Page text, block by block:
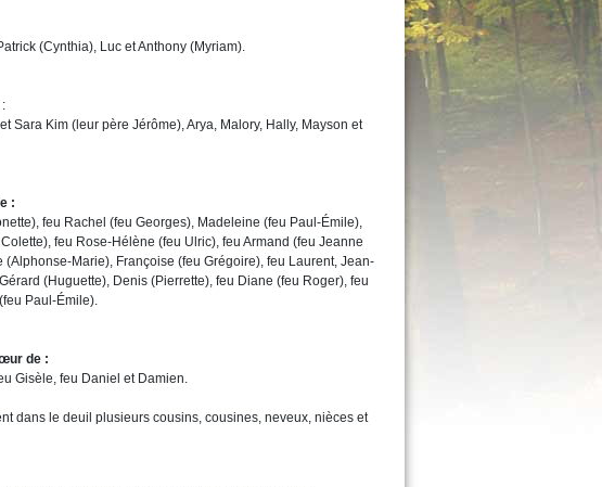
(Cynthia), Luc et Anthony (Myriam).
:
Sara Kim (leur père Jérôme), Arya, Malory, Hally, Mayson et
:
feu Rachel (feu Georges), Madeleine (feu Paul-Émile),
feu Rose-Hélène (feu Ulric), feu Armand (feu Jeanne
(Alphonse-Marie), Françoise (feu Grégoire), feu Laurent, Jean-
(Huguette), Denis (Pierrette), feu Diane (feu Roger), feu
Paul-Émile).
de :
Gisèle, feu Daniel et Damien.
dans le deuil plusieurs cousins, cousines, neveux, nièces et